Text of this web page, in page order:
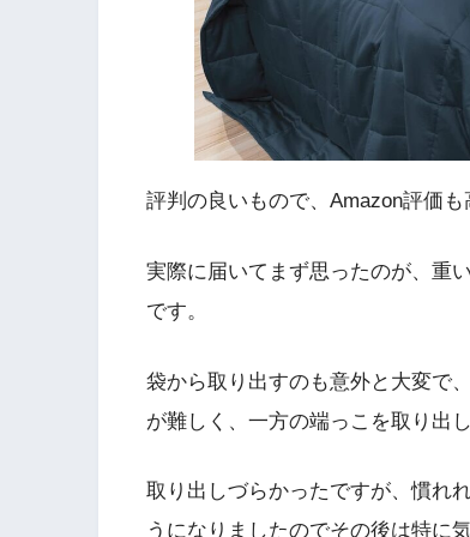
評判の良いもので、Amazon評価も
実際に届いてまず思ったのが、重
です。
袋から取り出すのも意外と大変で
が難しく、一方の端っこを取り出
取り出しづらかったですが、慣れ
うになりましたのでその後は特に